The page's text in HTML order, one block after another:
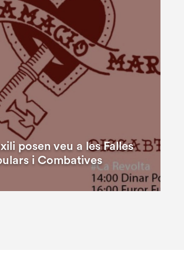
posen veu a les Falles
i Combatives